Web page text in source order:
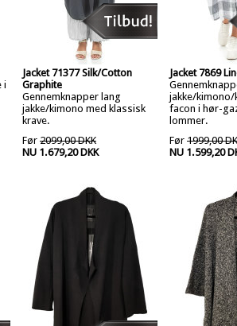
i
Jacket 71377 Silk/Cotton
Graphite
Gennemknapper lang
jakke/kimono med klassisk
krave.
Før 2099,00 DKK
NU 1.679,20 DKK
Jacket 7869
jakke/kimono/
facon i hør-
lommer.
Før 1999,00
NU 1.599,20